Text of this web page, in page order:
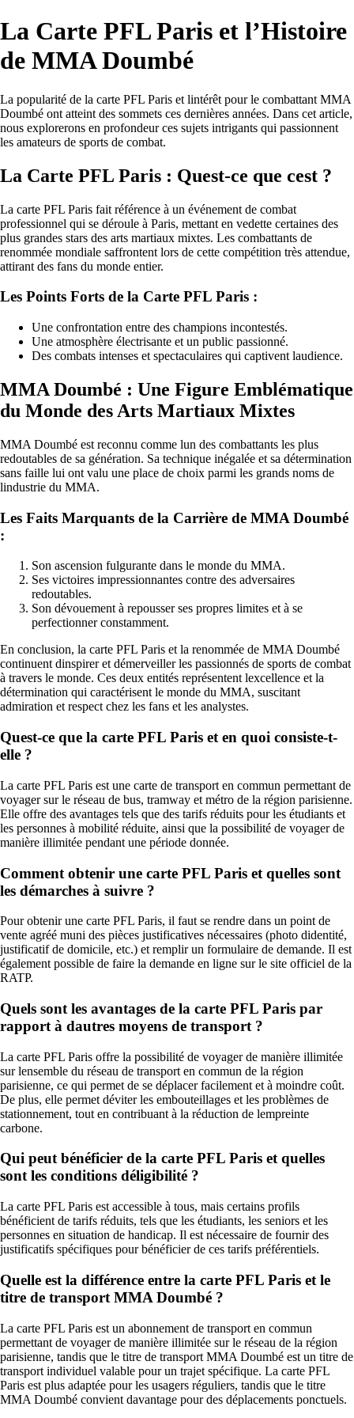
La Carte PFL Paris et l’Histoire
de MMA Doumbé
La popularité de la carte PFL Paris et lintérêt pour le combattant MMA
Doumbé ont atteint des sommets ces dernières années. Dans cet article,
nous explorerons en profondeur ces sujets intrigants qui passionnent
les amateurs de sports de combat.
La Carte PFL Paris : Quest-ce que cest ?
La carte PFL Paris fait référence à un événement de combat
professionnel qui se déroule à Paris, mettant en vedette certaines des
plus grandes stars des arts martiaux mixtes. Les combattants de
renommée mondiale saffrontent lors de cette compétition très attendue,
attirant des fans du monde entier.
Les Points Forts de la Carte PFL Paris :
Une confrontation entre des champions incontestés.
Une atmosphère électrisante et un public passionné.
Des combats intenses et spectaculaires qui captivent laudience.
MMA Doumbé : Une Figure Emblématique
du Monde des Arts Martiaux Mixtes
MMA Doumbé est reconnu comme lun des combattants les plus
redoutables de sa génération. Sa technique inégalée et sa détermination
sans faille lui ont valu une place de choix parmi les grands noms de
lindustrie du MMA.
Les Faits Marquants de la Carrière de MMA Doumbé
:
Son ascension fulgurante dans le monde du MMA.
Ses victoires impressionnantes contre des adversaires
redoutables.
Son dévouement à repousser ses propres limites et à se
perfectionner constamment.
En conclusion, la carte PFL Paris et la renommée de MMA Doumbé
continuent dinspirer et démerveiller les passionnés de sports de combat
à travers le monde. Ces deux entités représentent lexcellence et la
détermination qui caractérisent le monde du MMA, suscitant
admiration et respect chez les fans et les analystes.
Quest-ce que la carte PFL Paris et en quoi consiste-t-
elle ?
La carte PFL Paris est une carte de transport en commun permettant de
voyager sur le réseau de bus, tramway et métro de la région parisienne.
Elle offre des avantages tels que des tarifs réduits pour les étudiants et
les personnes à mobilité réduite, ainsi que la possibilité de voyager de
manière illimitée pendant une période donnée.
Comment obtenir une carte PFL Paris et quelles sont
les démarches à suivre ?
Pour obtenir une carte PFL Paris, il faut se rendre dans un point de
vente agréé muni des pièces justificatives nécessaires (photo didentité,
justificatif de domicile, etc.) et remplir un formulaire de demande. Il est
également possible de faire la demande en ligne sur le site officiel de la
RATP.
Quels sont les avantages de la carte PFL Paris par
rapport à dautres moyens de transport ?
La carte PFL Paris offre la possibilité de voyager de manière illimitée
sur lensemble du réseau de transport en commun de la région
parisienne, ce qui permet de se déplacer facilement et à moindre coût.
De plus, elle permet déviter les embouteillages et les problèmes de
stationnement, tout en contribuant à la réduction de lempreinte
carbone.
Qui peut bénéficier de la carte PFL Paris et quelles
sont les conditions déligibilité ?
La carte PFL Paris est accessible à tous, mais certains profils
bénéficient de tarifs réduits, tels que les étudiants, les seniors et les
personnes en situation de handicap. Il est nécessaire de fournir des
justificatifs spécifiques pour bénéficier de ces tarifs préférentiels.
Quelle est la différence entre la carte PFL Paris et le
titre de transport MMA Doumbé ?
La carte PFL Paris est un abonnement de transport en commun
permettant de voyager de manière illimitée sur le réseau de la région
parisienne, tandis que le titre de transport MMA Doumbé est un titre de
transport individuel valable pour un trajet spécifique. La carte PFL
Paris est plus adaptée pour les usagers réguliers, tandis que le titre
MMA Doumbé convient davantage pour des déplacements ponctuels.